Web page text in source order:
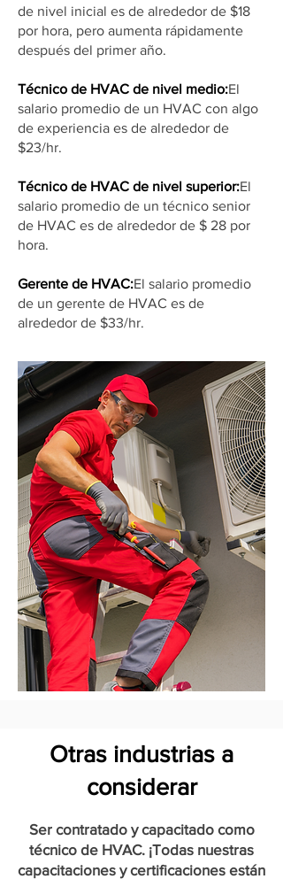
de nivel inicial es de alrededor de $18
por hora, pero aumenta rápidamente
después del primer año.
Técnico de HVAC de nivel medio:El
salario promedio de un HVAC con algo
de experiencia es de alrededor de
$23/hr.
Técnico de HVAC de nivel superior:El
salario promedio de un técnico senior
de HVAC es de alrededor de $ 28 por
hora.
Gerente de HVAC:El salario promedio
de un gerente de HVAC es de
alrededor de $33/hr.
Otras industrias a
considerar
Ser contratado y capacitado como
técnico de HVAC. ¡Todas nuestras
capacitaciones y certificaciones están